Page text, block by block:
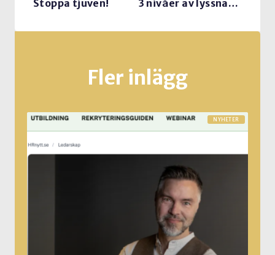
Stoppa tjuven! 3 nivåer av lyssnande
Fler inlägg
NYHETER